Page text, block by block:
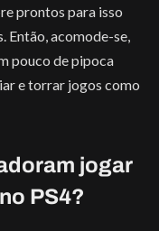
prontos para isso
Então, acomode-se,
pouco de pipoca
e torrar jogos como
jogar
PS4?